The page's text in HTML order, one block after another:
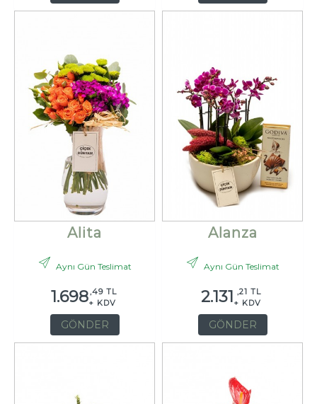
Alita
Aynı Gün Teslimat
1.698 ,49 TL
+ KDV
GÖNDER
Alanza
Aynı Gün Teslimat
2.131 ,21 TL
+ KDV
GÖNDER